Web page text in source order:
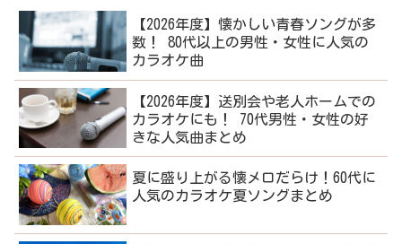
【2026年度】懐かしい青春ソングが多
数！ 80代以上の男性・女性に人気の
カラオケ曲
【2026年度】送別会や老人ホームでの
カラオケにも！ 70代男性・女性の好
きな人気曲まとめ
夏に盛り上がる懐メロだらけ！60代に
人気のカラオケ夏ソングまとめ